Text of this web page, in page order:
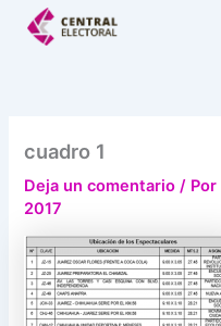
cuadro 1
Deja un comentario / Por
2017